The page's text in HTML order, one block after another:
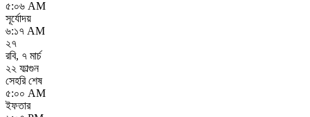
৫:০৬ AM
সূর্যোদয়
৬:১৭ AM
২৭
রবি, ৭ মার্চ
২২ ফাল্গুন
সেহরি শেষ
৫:০০ AM
ইফতার